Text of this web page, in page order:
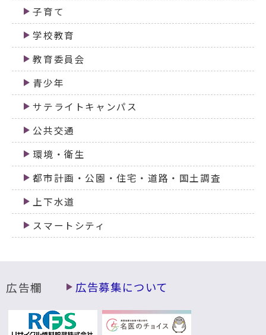
子育て
学校教育
教育委員会
青少年
サテライトキャンパス
公共交通
環境・衛生
都市計画・公園・住宅・道路・国土調査
上下水道
スマートシティ
広告欄 広告募集について